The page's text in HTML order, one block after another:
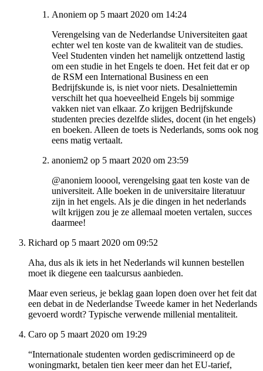
Anoniem op 5 maart 2020 om 14:24
Verengelsing van de Nederlandse Universiteiten gaat
echter wel ten koste van de kwaliteit van de studies.
Veel Studenten vinden het namelijk ontzettend lastig
om een studie in het Engels te doen. Het feit dat er op
de RSM een International Business en een
Bedrijfskunde is, is niet voor niets. Desalniettemin
verschilt het qua hoeveelheid Engels bij sommige
vakken niet van elkaar. Zo krijgen Bedrijfskunde
studenten precies dezelfde slides, docent (in het engels)
en boeken. Alleen de toets is Nederlands, soms ook nog
eens matig vertaalt.
anoniem2 op 5 maart 2020 om 23:59
@anoniem looool, verengelsing gaat ten koste van de
universiteit. Alle boeken in de universitaire literatuur
zijn in het engels. Als je die dingen in het nederlands
wilt krijgen zou je ze allemaal moeten vertalen, succes
daarmee!
Richard op 5 maart 2020 om 09:52
Aha, dus als ik iets in het Nederlands wil kunnen bestellen
moet ik diegene een taalcursus aanbieden.
Maar even serieus, je beklag gaan lopen doen over het feit dat
een debat in de Nederlandse Tweede kamer in het Nederlands
gevoerd wordt? Typische verwende millenial mentaliteit.
Caro op 5 maart 2020 om 19:29
“Internationale studenten worden gediscrimineerd op de
woningmarkt, betalen tien keer meer dan het EU-tarief,